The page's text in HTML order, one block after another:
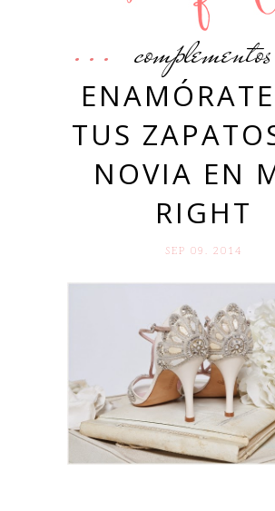
complementos
TUS
NOVIA EN
RIGHT
SEP 09. 2014